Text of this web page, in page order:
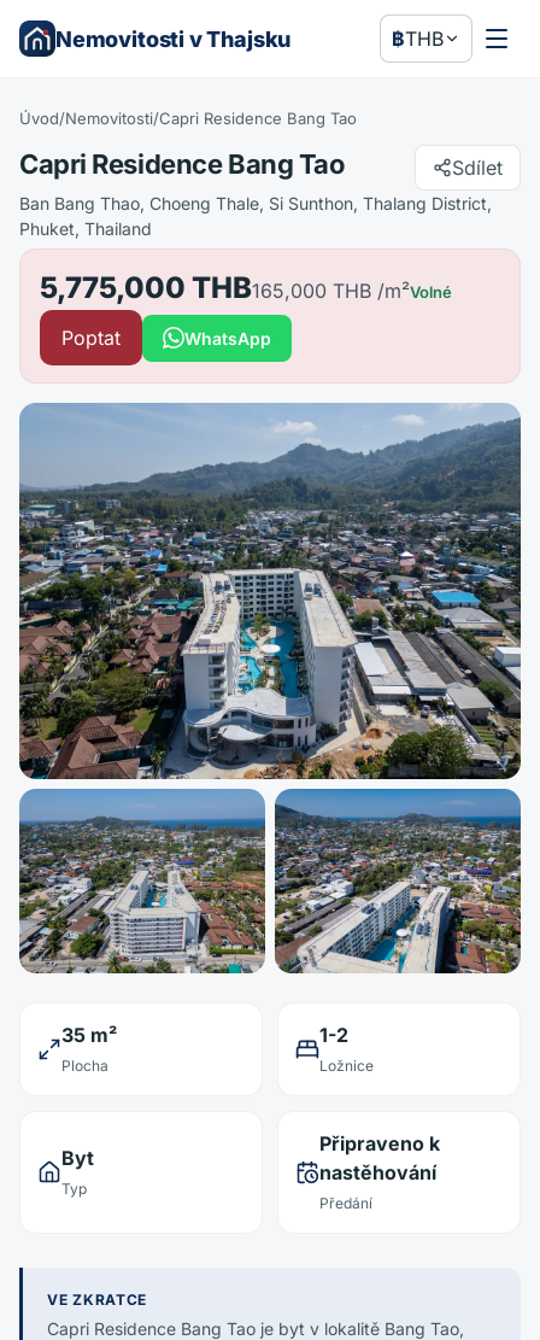
Nemovitosti v Thajsku ฿THB
Úvod/Nemovitosti/Capri Residence Bang Tao
Capri Residence Bang Tao Sdílet
Ban Bang Thao, Choeng Thale, Si Sunthon, Thalang District,
Phuket, Thailand
5,775,000 THB165,000 THB /m²Volné
Poptat WhatsApp
35 m²
Plocha
1-2
Ložnice
Byt
Typ
Připraveno k
nastěhování
Předání
VE ZKRATCE
Capri Residence Bang Tao je byt v lokalitě Bang Tao,